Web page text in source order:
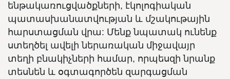
ենթակառուցվածքների, էկոլոգիական
պատասխանատվության և մշակութային
հարստացման վրա: Մենք նպատակ ունենք
ստեղծել ավելի ներառական միջավայր
տեղի բնակիչների համար, որպեսզի նրանք
տեսնեն և օգտագործեն զարգացման